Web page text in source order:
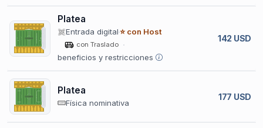
Platea
Entrada digital⭐ con Host
con Traslado
beneficios y restricciones
142 USD
Platea
Física nominativa
177 USD